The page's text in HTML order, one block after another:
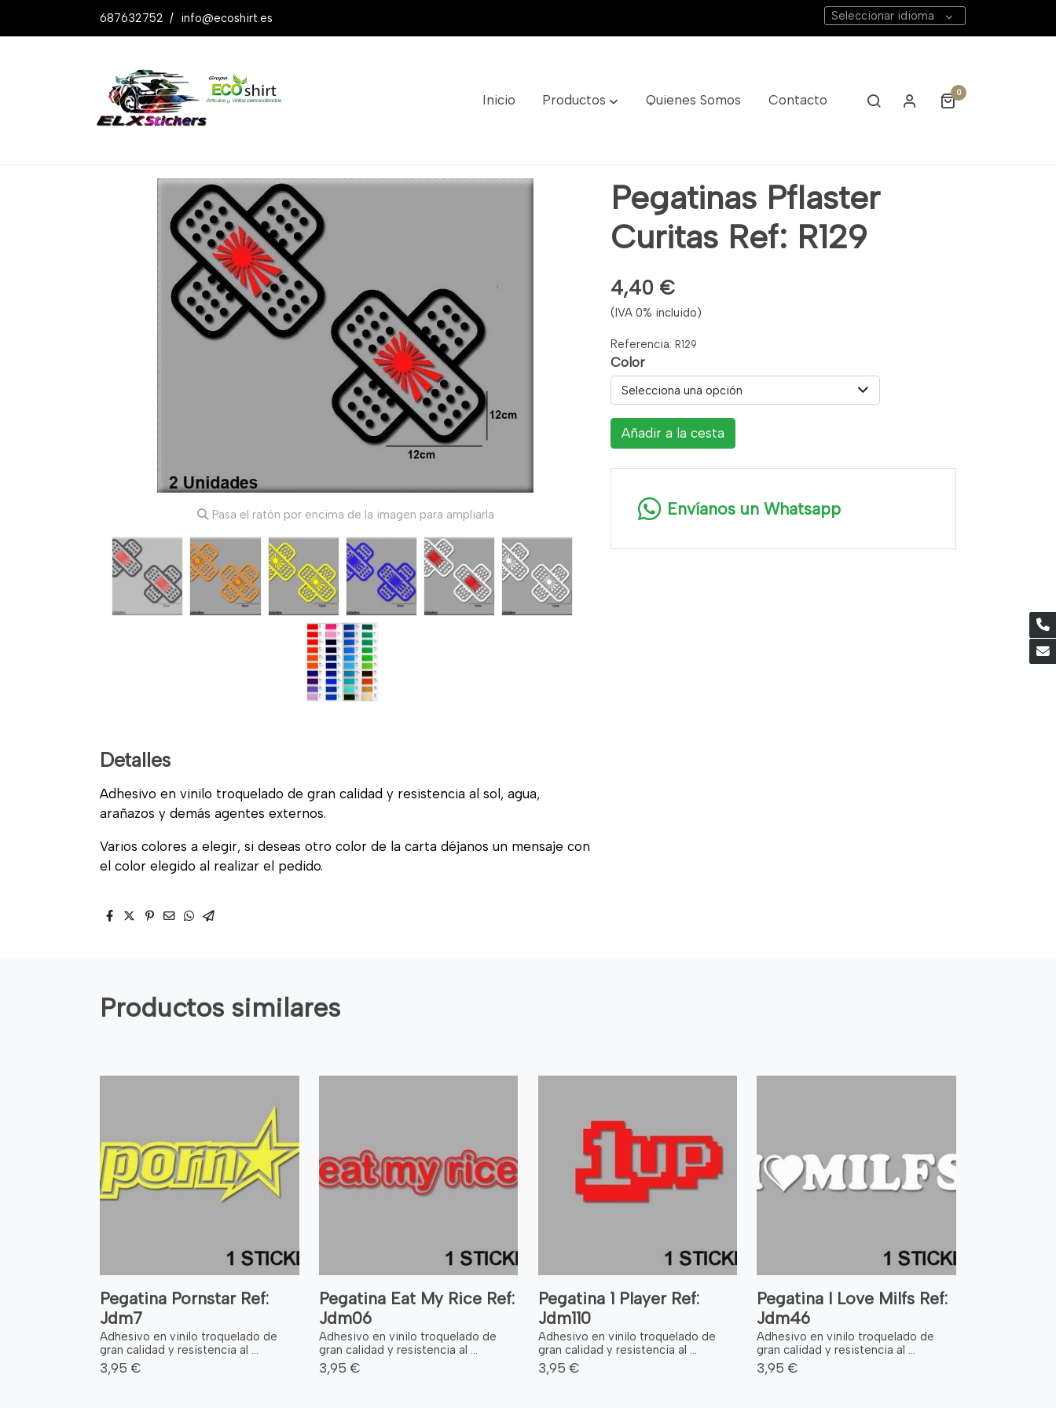
687632752 / info@ecoshirt.es Seleccionar idioma
Inicio Productos Quienes Somos Contacto 0
Productos Pegatinas Pflaster Curitas Ref: R129
Pasa el ratón por encima de la imagen para ampliarla
Detalles
Adhesivo en vinilo troquelado de gran calidad y resistencia al sol, agua,
arañazos y demás agentes externos.
Varios colores a elegir, si deseas otro color de la carta déjanos un mensaje con
el color elegido al realizar el pedido.
Pegatinas Pflaster
Curitas Ref: R129
4,40 €
(IVA 0% incluido)
Referencia: R129
Color
Selecciona una opción
Añadir a la cesta
Envíanos un Whatsapp
Productos similares
Pegatina Pornstar Ref:
Jdm7
Adhesivo en vinilo troquelado de
gran calidad y resistencia al ...
3,95 €
Pegatina Eat My Rice Ref:
Jdm06
Adhesivo en vinilo troquelado de
gran calidad y resistencia al ...
3,95 €
Pegatina 1 Player Ref:
Jdm110
Adhesivo en vinilo troquelado de
gran calidad y resistencia al ...
3,95 €
Pegatina I Love Milfs Ref:
Jdm46
Adhesivo en vinilo troquelado de
gran calidad y resistencia al ...
3,95 €